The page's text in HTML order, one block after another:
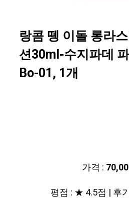
랑콤 뗑 이돌 롱라
션30ml-수지파데
Bo-01, 1개
가격 :
평점 : ★ 4.5점 | 후